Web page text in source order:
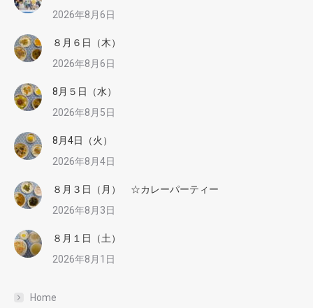
2026年8月6日
８月６日（木）
2026年8月6日
8月５日（水）
2026年8月5日
8月4日（火）
2026年8月4日
８月３日（月） ☆カレーパーティー
2026年8月3日
８月１日（土）
2026年8月1日
Home